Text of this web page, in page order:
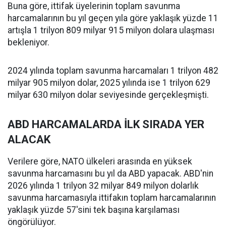
Buna göre, ittifak üyelerinin toplam savunma
harcamalarının bu yıl geçen yıla göre yaklaşık yüzde 11
artışla 1 trilyon 809 milyar 915 milyon dolara ulaşması
bekleniyor.
2024 yılında toplam savunma harcamaları 1 trilyon 482
milyar 905 milyon dolar, 2025 yılında ise 1 trilyon 629
milyar 630 milyon dolar seviyesinde gerçekleşmişti.
ABD HARCAMALARDA İLK SIRADA YER
ALACAK
Verilere göre, NATO ülkeleri arasında en yüksek
savunma harcamasını bu yıl da ABD yapacak. ABD'nin
2026 yılında 1 trilyon 32 milyar 849 milyon dolarlık
savunma harcamasıyla ittifakın toplam harcamalarının
yaklaşık yüzde 57'sini tek başına karşılaması
öngörülüyor.